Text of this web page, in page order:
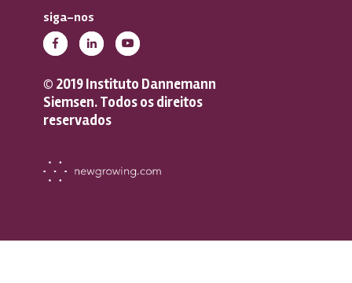
siga-nos
© 2019 Instituto Dannemann
Siemsen. Todos os direitos
reservados